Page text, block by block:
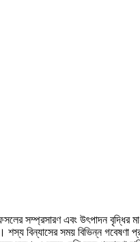
সম্প্রসারণ এবং উৎপাদন বৃদ্ধির
বিন্যাসের সময় বিভিন্ন